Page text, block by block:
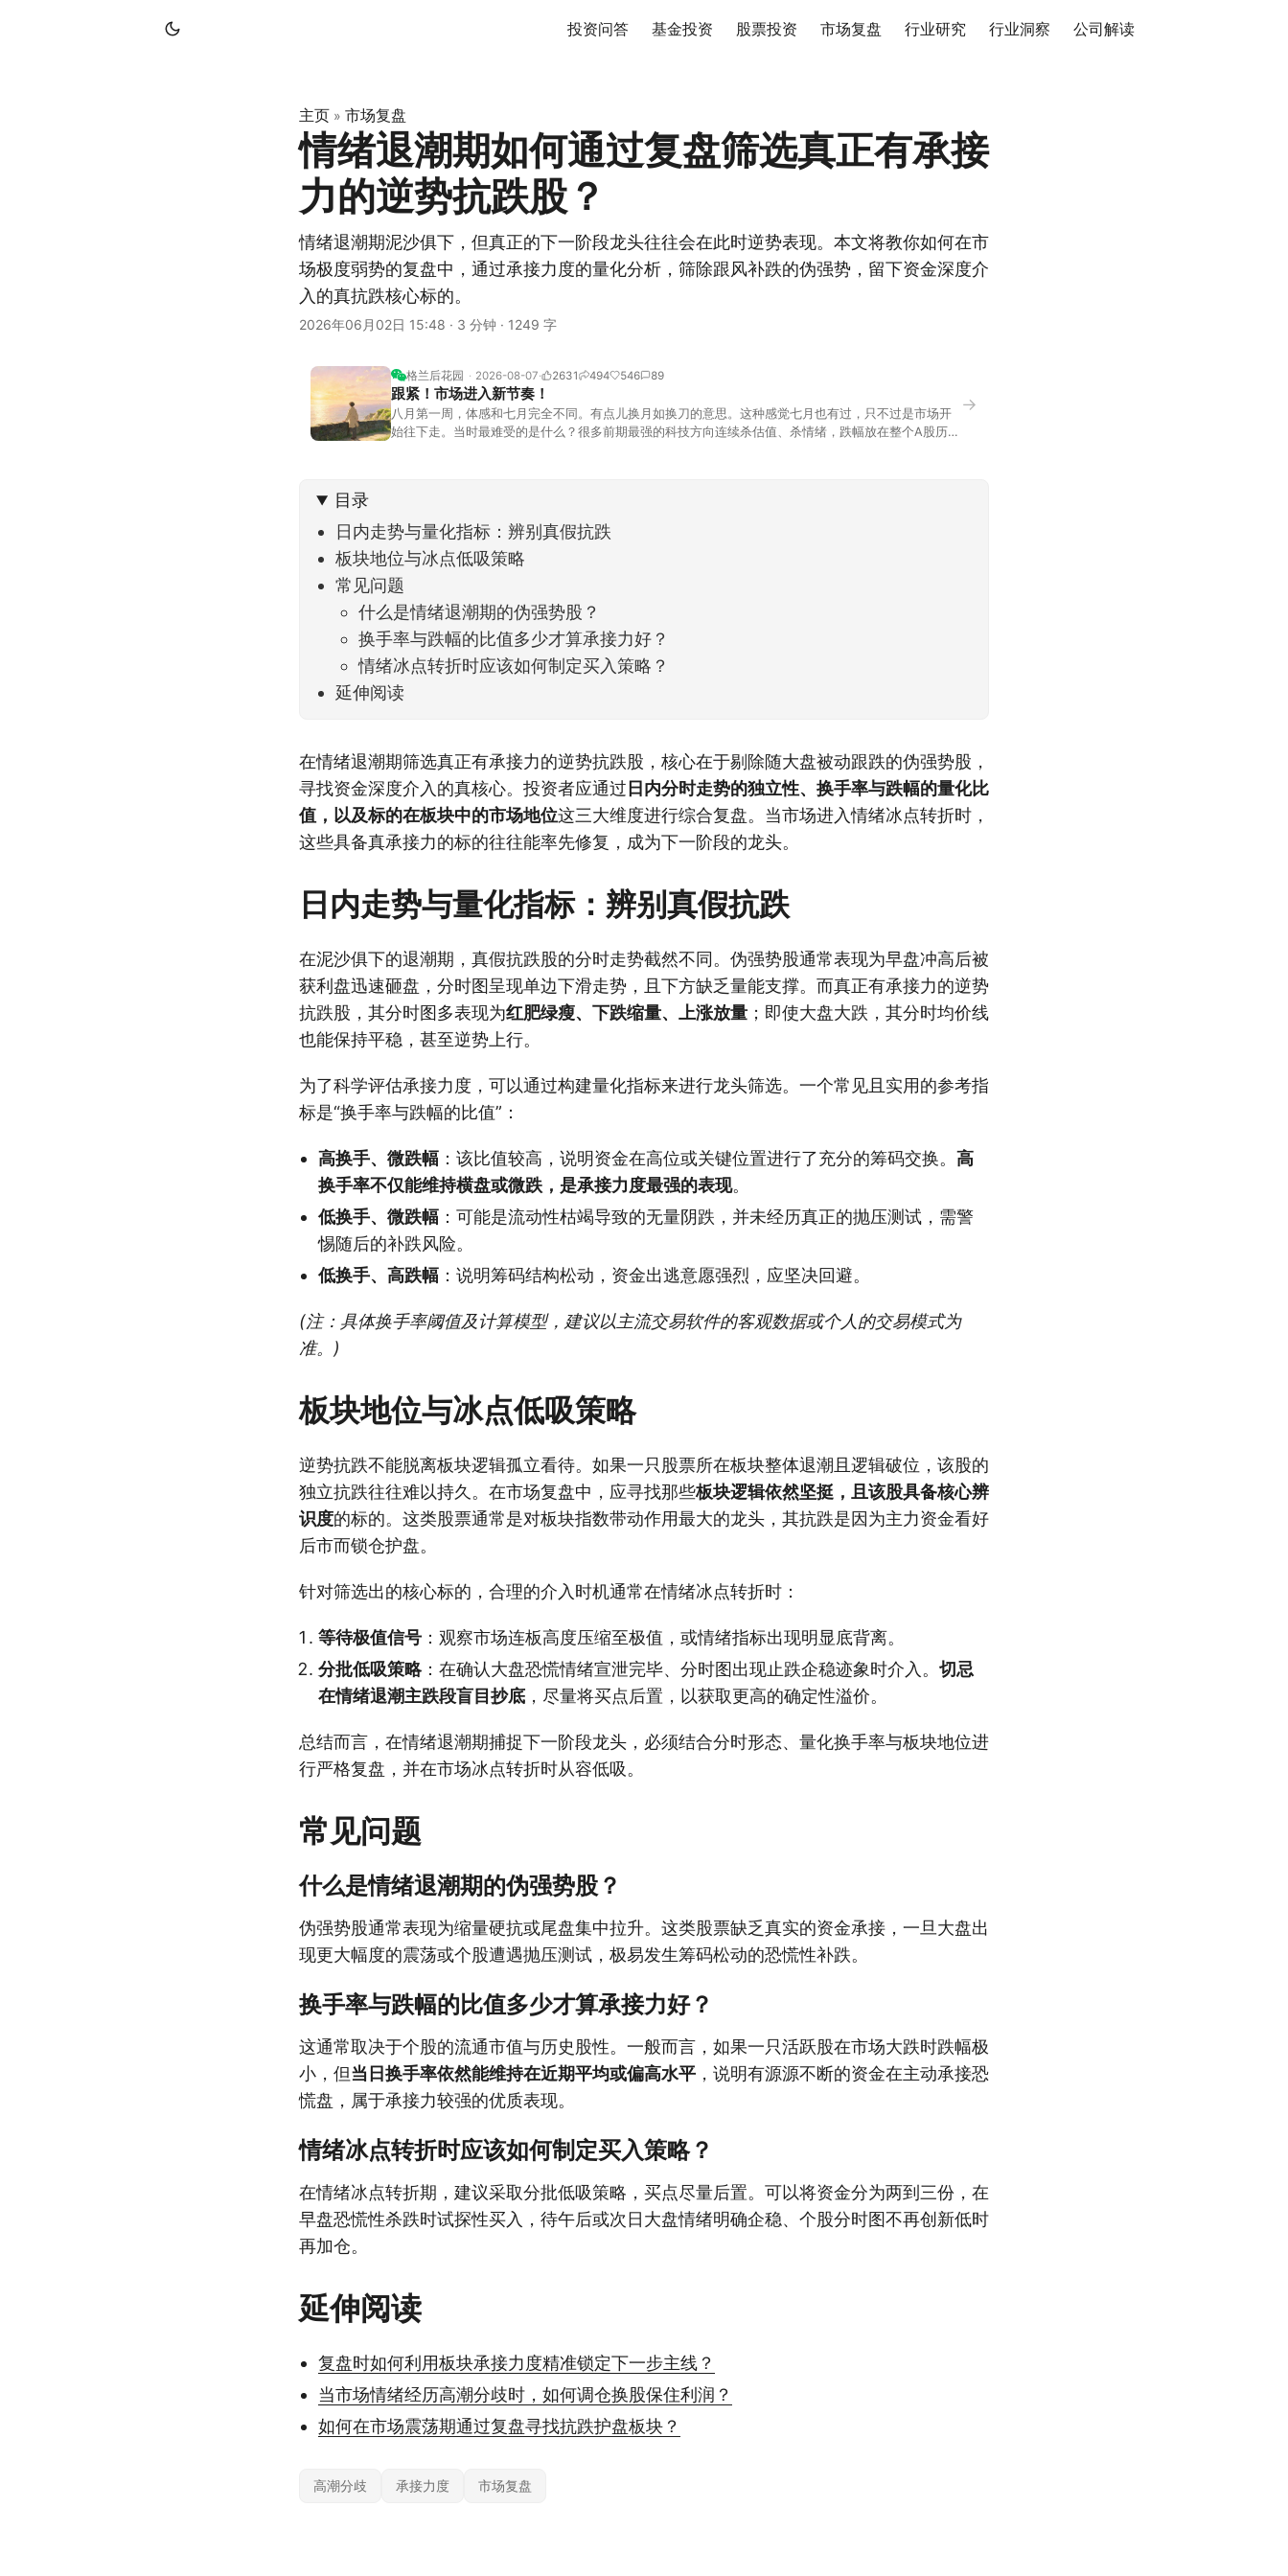
投资问答 基金投资 股票投资 市场复盘 行业研究 行业洞察 公司解读
主页 » 市场复盘
情绪退潮期如何通过复盘筛选真正有承接
力的逆势抗跌股？
情绪退潮期泥沙俱下，但真正的下一阶段龙头往往会在此时逆势表现。本文将教你如何在市
场极度弱势的复盘中，通过承接力度的量化分析，筛除跟风补跌的伪强势，留下资金深度介
入的真抗跌核心标的。
2026年06月02日 15:48 · 3 分钟 · 1249 字
格兰后花园 2026-08-07 2631 494 546 89
跟紧！市场进入新节奏！
八月第一周，体感和七月完全不同。有点儿换月如换刀的意思。这种感觉七月也有过，只不过是市场开
始往下走。当时最难受的是什么？很多前期最强的科技方向连续杀估值、杀情绪，跌幅放在整个A股历史
→
目录
日内走势与量化指标：辨别真假抗跌
板块地位与冰点低吸策略
常见问题
什么是情绪退潮期的伪强势股？
换手率与跌幅的比值多少才算承接力好？
情绪冰点转折时应该如何制定买入策略？
延伸阅读
在情绪退潮期筛选真正有承接力的逆势抗跌股，核心在于剔除随大盘被动跟跌的伪强势股，
寻找资金深度介入的真核心。投资者应通过日内分时走势的独立性、换手率与跌幅的量化比
值，以及标的在板块中的市场地位这三大维度进行综合复盘。当市场进入情绪冰点转折时，
这些具备真承接力的标的往往能率先修复，成为下一阶段的龙头。
日内走势与量化指标：辨别真假抗跌
在泥沙俱下的退潮期，真假抗跌股的分时走势截然不同。伪强势股通常表现为早盘冲高后被
获利盘迅速砸盘，分时图呈现单边下滑走势，且下方缺乏量能支撑。而真正有承接力的逆势
抗跌股，其分时图多表现为红肥绿瘦、下跌缩量、上涨放量 ；即使大盘大跌，其分时均价线
也能保持平稳，甚至逆势上行。
为了科学评估承接力度，可以通过构建量化指标来进行龙头筛选。一个常见且实用的参考指
标是“换手率与跌幅的比值”：
高换手、微跌幅 ：该比值较高，说明资金在高位或关键位置进行了充分的筹码交换。 高
换手率不仅能维持横盘或微跌，是承接力度最强的表现。
低换手、微跌幅 ：可能是流动性枯竭导致的无量阴跌，并未经历真正的抛压测试，需警
惕随后的补跌风险。
低换手、高跌幅 ：说明筹码结构松动，资金出逃意愿强烈，应坚决回避。
(注：具体换手率阈值及计算模型，建议以主流交易软件的客观数据或个人的交易模式为
准。)
板块地位与冰点低吸策略
逆势抗跌不能脱离板块逻辑孤立看待。如果一只股票所在板块整体退潮且逻辑破位，该股的
独立抗跌往往难以持久。在市场复盘中，应寻找那些板块逻辑依然坚挺，且该股具备核心辨
识度的标的。这类股票通常是对板块指数带动作用最大的龙头，其抗跌是因为主力资金看好
后市而锁仓护盘。
针对筛选出的核心标的，合理的介入时机通常在情绪冰点转折时：
等待极值信号 ：观察市场连板高度压缩至极值，或情绪指标出现明显底背离。
分批低吸策略 ：在确认大盘恐慌情绪宣泄完毕、分时图出现止跌企稳迹象时介入。 切忌
在情绪退潮主跌段盲目抄底 ，尽量将买点后置，以获取更高的确定性溢价。
总结而言，在情绪退潮期捕捉下一阶段龙头，必须结合分时形态、量化换手率与板块地位进
行严格复盘，并在市场冰点转折时从容低吸。
常见问题
什么是情绪退潮期的伪强势股？
伪强势股通常表现为缩量硬抗或尾盘集中拉升。这类股票缺乏真实的资金承接，一旦大盘出
现更大幅度的震荡或个股遭遇抛压测试，极易发生筹码松动的恐慌性补跌。
换手率与跌幅的比值多少才算承接力好？
这通常取决于个股的流通市值与历史股性。一般而言，如果一只活跃股在市场大跌时跌幅极
小，但当日换手率依然能维持在近期平均或偏高水平 ，说明有源源不断的资金在主动承接恐
慌盘，属于承接力较强的优质表现。
情绪冰点转折时应该如何制定买入策略？
在情绪冰点转折期，建议采取分批低吸策略，买点尽量后置。可以将资金分为两到三份，在
早盘恐慌性杀跌时试探性买入，待午后或次日大盘情绪明确企稳、个股分时图不再创新低时
再加仓。
延伸阅读
复盘时如何利用板块承接力度精准锁定下一步主线？
当市场情绪经历高潮分歧时，如何调仓换股保住利润？
如何在市场震荡期通过复盘寻找抗跌护盘板块？
高潮分歧 承接力度 市场复盘